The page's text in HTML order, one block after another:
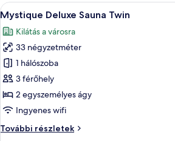
A
következő
szoba
összes
képének
megtekintése:
Mystique
Deluxe
Sauna
Twin
Egy
13
Mystique Deluxe Sauna Twin
Kilátás a városra
33 négyzetméter
1 hálószoba
3 férőhely
2 egyszemélyes ágy
Ingyenes wifi
További részletek
Mystique